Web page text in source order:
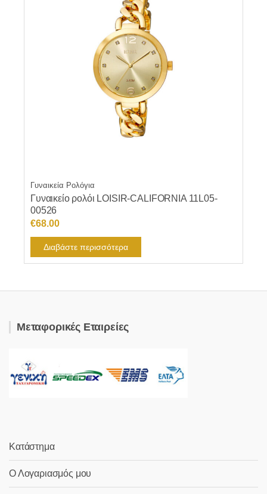
Γυναικεία Ρολόγια
Γυναικείο ρολόι LOISIR-CALIFORNIA 11L05-
00526
€68.00
Διαβάστε περισσότερα
Μεταφορικές Εταιρείες
Κατάστημα
Ο Λογαριασμός μου